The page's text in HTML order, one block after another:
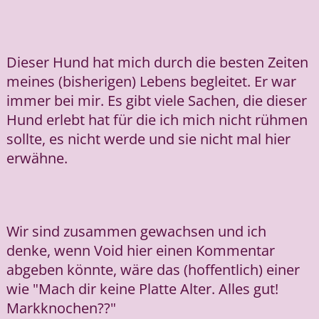
Dieser Hund hat mich durch die besten Zeiten
meines (bisherigen) Lebens begleitet. Er war
immer bei mir. Es gibt viele Sachen, die dieser
Hund erlebt hat für die ich mich nicht rühmen
sollte, es nicht werde und sie nicht mal hier
erwähne.
Wir sind zusammen gewachsen und ich
denke, wenn Void hier einen Kommentar
abgeben könnte, wäre das (hoffentlich) einer
wie "Mach dir keine Platte Alter. Alles gut!
Markknochen??"